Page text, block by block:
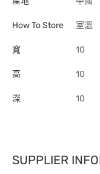
How To Store 室溫
寬 10
高 10
深 10
SUPPLIER